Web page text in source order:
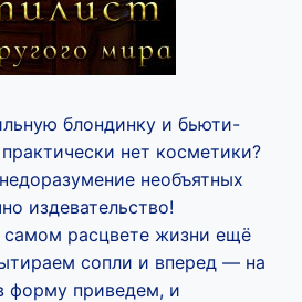
блондинку и бьюти-
нет косметики?
необъятных
издевательство!
самом расцвете жизни ещё
сопли и вперед — на
форму приведем, и